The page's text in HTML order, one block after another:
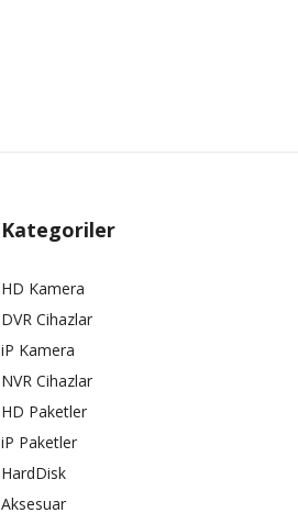
Kategoriler
HD Kamera
DVR Cihazlar
iP Kamera
NVR Cihazlar
HD Paketler
iP Paketler
HardDisk
Aksesuar